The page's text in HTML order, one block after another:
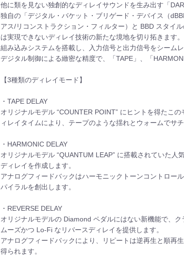
他に類を見ない独創的なディレイサウンドを生み出す「
独自の「デジタル・バケット・ブリゲード・デバイス（
アス/リコンストラクション・フィルター）と BBD スタイ
は実現できないディレイ技術の新たな境地を切り拓きます。
組み込みシステムを搭載し、入力信号と出力信号をシーム
デジタル制御による緻密な精度で、「TAPE」、「
【3種類のディレイモード】
・TAPE DELAY
オリジナルモデル “COUNTER POINT” にヒントを得たこ
ィレイタイムにより、テープのような揺れとウォームでサ
・HARMONIC DELAY
オリジナルモデル “QUANTUM LEAP” に搭載されていた
ディレイを作成します。
アナログフィードバックはハーモニックトーンコントロー
パイラルを創出します。
・REVERSE DELAY
オリジナルモデルの Diamond ペダルにはない新機能で、
ムーズかつ Lo-Fi なリバースディレイを提供します。
アナログフィードバックにより、リピートは逆再生と順再
得られます。